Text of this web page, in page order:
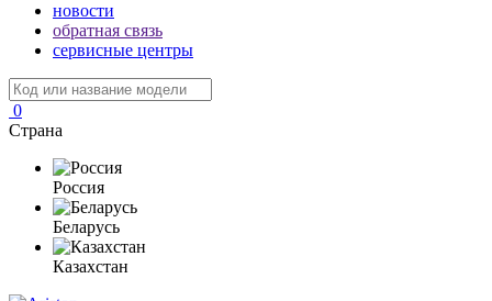
новости
обратная связь
сервисные центры
0
Страна
Россия
Беларусь
Казахстан